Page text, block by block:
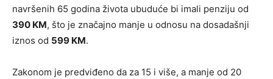
navršenih 65 godina života ubuduće bi imali penziju od
390 KM, što je značajno manje u odnosu na dosadašnji
iznos od 599 KM.
Zakonom je predviđeno da za 15 i više, a manje od 20